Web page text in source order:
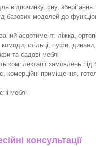
відпочинку, сну, зберігання
базових моделей до
асортимент: ліжка,
комоди, стільці, пуфи,
та садові меблі
комплектації замовлень під
комерційні приміщення,
меблі
консультації